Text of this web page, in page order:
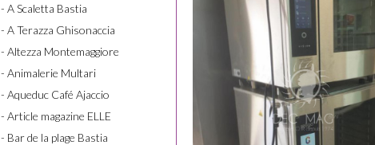
- A Scaletta Bastia
- A Terazza Ghisonaccia
- Altezza Montemaggiore
- Animalerie Multari
- Aqueduc Café Ajaccio
- Article magazine ELLE
- Bar de la plage Bastia